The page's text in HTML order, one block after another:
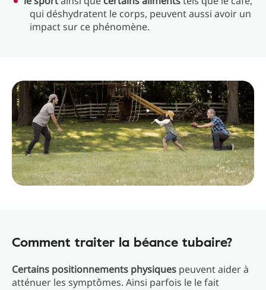
qui déshydratent le corps, peuvent aussi avoir un
impact sur ce phénomène.
Comment traiter la béance tubaire?
Certains positionnements physiques peuvent aider à
atténuer les symptômes. Ainsi parfois le le fait